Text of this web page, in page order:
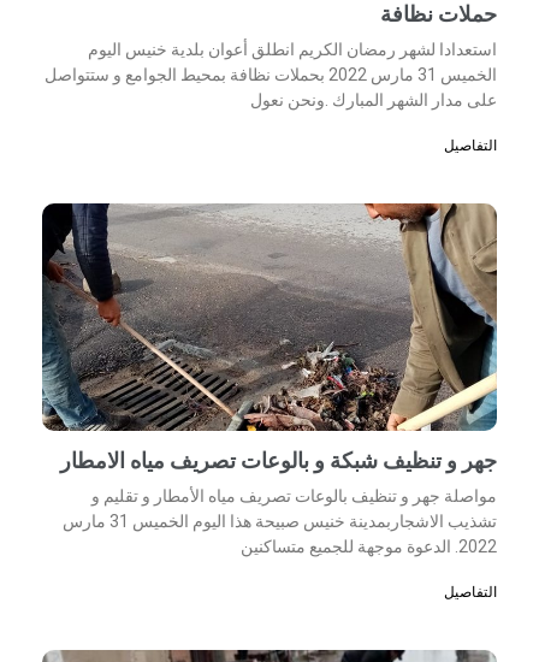
حملات نظافة
استعدادا لشهر رمضان الكريم انطلق أعوان بلدية خنيس اليوم
الخميس 31 مارس 2022 بحملات نظافة بمحيط الجوامع و ستتواصل
على مدار الشهر المبارك .ونحن نعول
التفاصيل
جهر و تنظيف شبكة و بالوعات تصريف مياه الامطار
مواصلة جهر و تنظيف بالوعات تصريف مياه الأمطار و تقليم و
تشذيب الاشجاربمدينة خنيس صبيحة هذا اليوم الخميس 31 مارس
2022. الدعوة موجهة للجميع متساكنين
التفاصيل